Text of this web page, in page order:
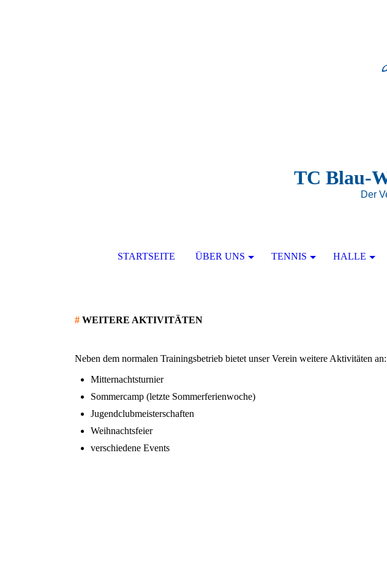
TC Blau-
Der
STARTSEITE ÜBER UNS TENNIS HALLE
# WEITERE AKTIVITÄTEN
Neben dem normalen Trainingsbetrieb bietet unser Verein weitere Aktivitäten an:
Mitternachtsturnier
Sommercamp (letzte Sommerferienwoche)
Jugendclubmeisterschaften
Weihnachtsfeier
verschiedene Events